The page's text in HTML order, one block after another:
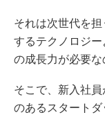
それは次世代を
するテクノロジ
の成長力が必要な
そこで、新入社
のあるスタート